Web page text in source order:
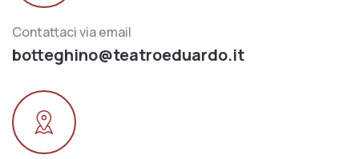
Contattaci via email
botteghino@teatroeduardo.it